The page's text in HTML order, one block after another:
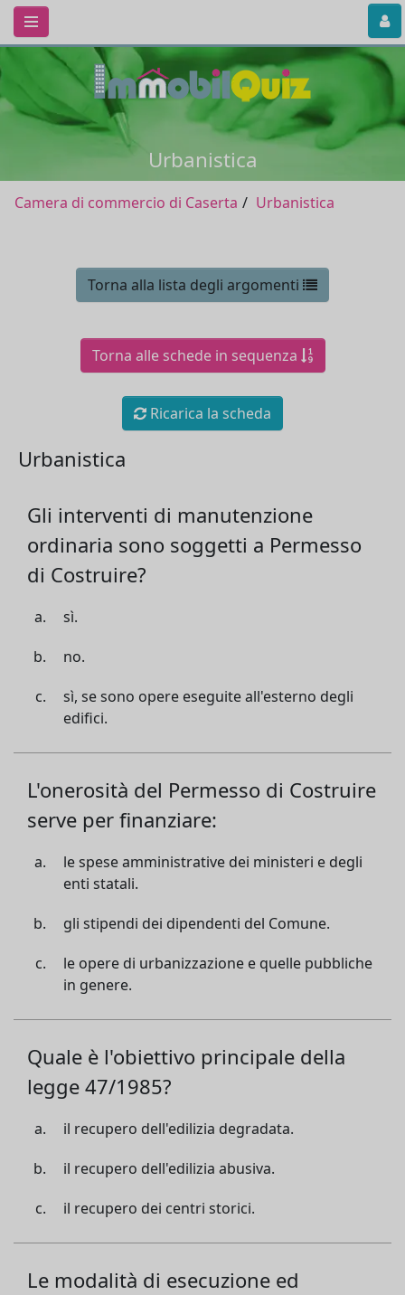
Urbanistica
Camera di commercio di Caserta Urbanistica
Torna alla lista degli argomenti
Torna alle schede in sequenza
Ricarica la scheda
Urbanistica
Gli interventi di manutenzione
ordinaria sono soggetti a Permesso
di Costruire?
sì.
no.
sì, se sono opere eseguite all'esterno degli
edifici.
L'onerosità del Permesso di Costruire
serve per finanziare:
le spese amministrative dei ministeri e degli
enti statali.
gli stipendi dei dipendenti del Comune.
le opere di urbanizzazione e quelle pubbliche
in genere.
Quale è l'obiettivo principale della
legge 47/1985?
il recupero dell'edilizia degradata.
il recupero dell'edilizia abusiva.
il recupero dei centri storici.
Le modalità di esecuzione ed